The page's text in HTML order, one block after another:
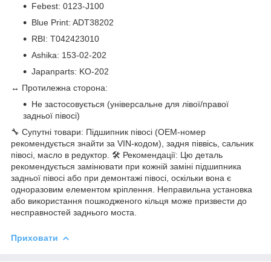
Febest: 0123-J100
Blue Print: ADT38202
RBI: T042423010
Ashika: 153-02-202
Japanparts: KO-202
↔ Протилежна сторона:
Не застосовується (універсальне для лівої/правої
задньої півосі)
🔧 Супутні товари: Підшипник півосі (OEM-номер
рекомендується знайти за VIN-кодом), задня піввісь, сальник
півосі, масло в редуктор. 🛠 Рекомендації: Цю деталь
рекомендується замінювати при кожній заміні підшипника
задньої півосі або при демонтажі півосі, оскільки вона є
одноразовим елементом кріплення. Неправильна установка
або використання пошкодженого кільця може призвести до
несправностей заднього моста.
Приховати